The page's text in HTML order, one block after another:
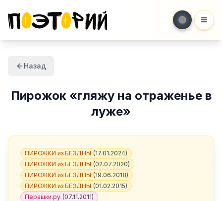
Назад
Пирожок«гляжу на отраженье в
луже»
ПИРОЖКИ из БЕЗДНЫ (17.01.2024)
ПИРОЖКИ из БЕЗДНЫ (02.07.2020)
ПИРОЖКИ из БЕЗДНЫ (19.06.2018)
ПИРОЖКИ из БЕЗДНЫ (01.02.2015)
Перашки.ру (07.11.2011)